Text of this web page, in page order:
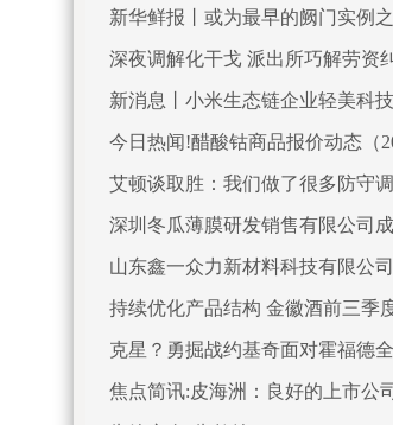
新华鲜报丨或为最早的阙门实例
深夜调解化干戈 派出所巧解劳资
新消息丨小米生态链企业轻美科
今日热闻!醋酸钴商品报价动态（
艾顿谈取胜：我们做了很多防守
深圳冬瓜薄膜研发销售有限公司
山东鑫一众力新材料科技有限公
持续优化产品结构 金徽酒前三季
克星？勇掘战约基奇面对霍福德
焦点简讯:皮海洲：良好的上市公